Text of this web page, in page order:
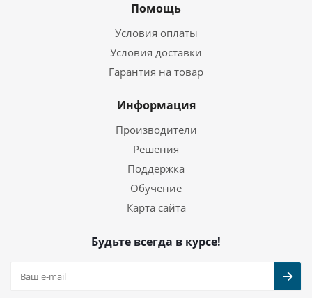
Помощь
Условия оплаты
Условия доставки
Гарантия на товар
Информация
Производители
Решения
Поддержка
Обучение
Карта сайта
Будьте всегда в курсе!